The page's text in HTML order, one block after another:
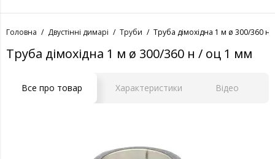
Головна Двустінні димарі Труби Труба дімохідна 1 м ø 300/360 н
Труба дімохідна 1 м ø 300/360 н / оц 1 мм
Все про товар Характеристики Відео